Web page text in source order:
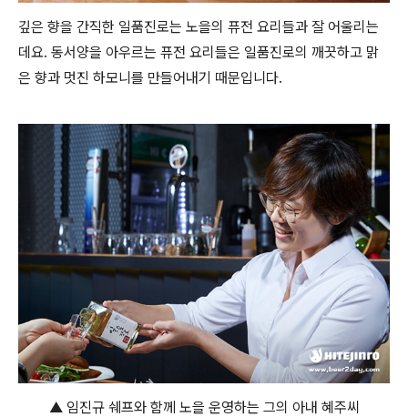
깊은 향을 간직한 일품진로는 노을의 퓨전 요리들과 잘 어울리는
데요. 동서양을 아우르는 퓨전 요리들은 일품진로의 깨끗하고 맑
은 향과 멋진 하모니를 만들어내기 때문입니다.
▲ 임진규 쉐프와 함께 노을 운영하는 그의 아내 혜주씨